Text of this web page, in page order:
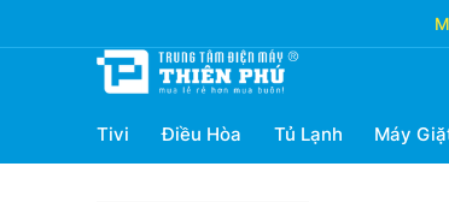
Tivi Điều Hòa Tủ Lạnh Máy